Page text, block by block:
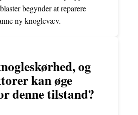
begynder at reparere
ny knoglevæv.
og
kan øge
denne tilstand?